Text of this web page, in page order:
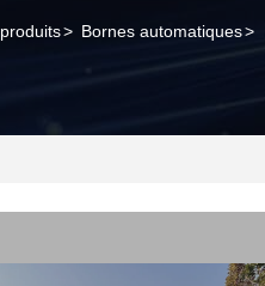
produits> Bornes automatiques>